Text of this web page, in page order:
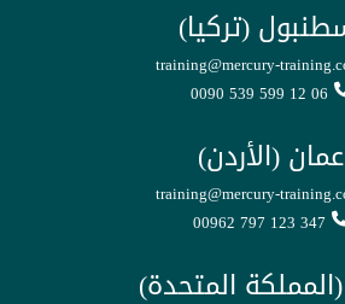
(تركيا)
training@mercury-
0090 539 599 12 06
عمان (الأردن)
training@mercury-
00962 797 123 347
المتحدة)